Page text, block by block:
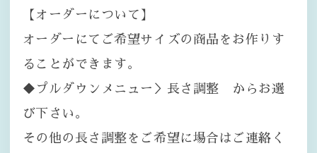
【オーダーについて】
オーダーにてご希望サイズの商品をお作りす
ることができます。
◆プルダウンメニュー＞長さ調整 からお選
び下さい。
その他の長さ調整をご希望に場合はご連絡く